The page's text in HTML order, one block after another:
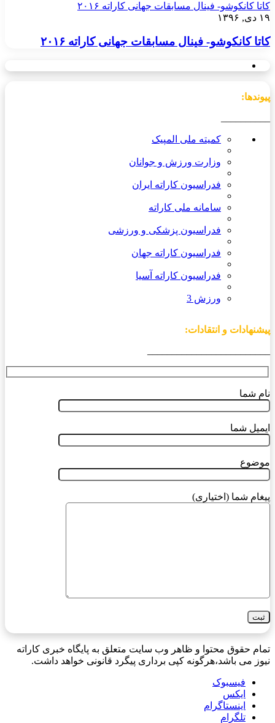
کاتا کانکوشو- فینال مسابقات جهانی کاراته ۲۰۱۶
۱۹ دی, ۱۳۹۶
کاتا کانکوشو- فینال مسابقات جهانی کاراته ۲۰۱۶
پیوندها:
کمیته ملی المپیک
وزارت ورزش و جوانان
فدراسیون کاراته ایران
سامانه ملی کاراته
فدراسیون پزشکی و ورزشی
فدراسیون کاراته جهان
فدراسیون کاراته آسیا
ورزش 3
پیشنهادات و انتقادات:
نام شما
ایمیل شما
موضوع
پیغام شما (اختیاری)
تمام حقوق محتوا و ظاهر وب سایت متعلق به پایگاه خبری کاراته
نیوز می باشد،هرگونه کپی برداری پیگرد قانونی خواهد داشت.
فیسبوک
ایکس
اینستاگرام
تلگرام